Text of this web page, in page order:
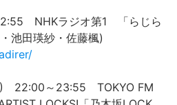
NHKラジオ第1 「らじら
池田瑛紗・佐藤楓)
) 22:00～23:55 TOKYO FM